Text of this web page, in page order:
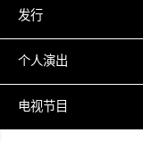
发行
个人演出
电视节目